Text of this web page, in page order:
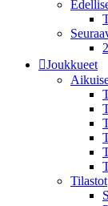
Joukkueet
Tilastot